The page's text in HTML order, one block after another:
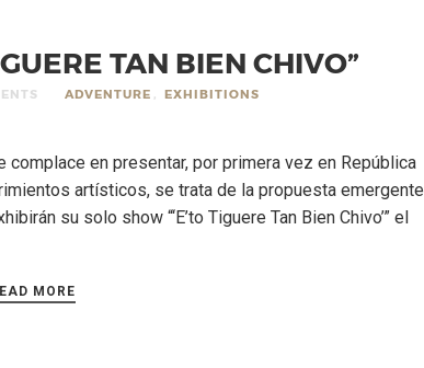
TAN BIEN CHIVO”
ADVENTURE , EXHIBITIONS
en presentar, por primera vez en República
artísticos, se trata de la propuesta emergente
su solo show “‘E’to Tiguere Tan Bien Chivo’” el
MORE